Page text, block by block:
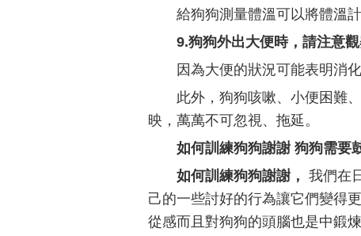
給狗狗測量體溫可以將體溫
9.狗狗外出大便時，請注意
因為大便的狀況可能表明消化
此外，狗狗咳嗽、小便困難
映，萬萬不可忽視、拖延。
如何訓練狗狗謝謝 狗狗需要
如何訓練狗狗謝謝， 我們在
己的一些討好的行為讓它們變得
從感而且對狗狗的頭腦也是中鍛